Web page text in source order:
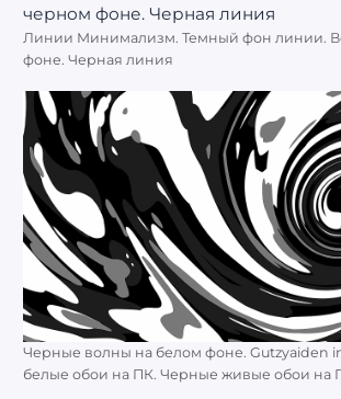
Линии Минимализм. Темный фон линии.
фоне. Черная линия
Черные волны на белом фоне. Gutzyaiden
белые обои на ПК. Черные живые обои на